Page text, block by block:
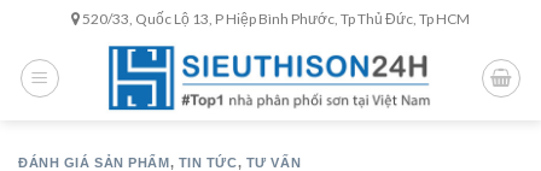
content
520/33, Quốc Lộ 13, P Hiệp Bình Phước, Tp Thủ Đức, Tp HCM
ĐÁNH GIÁ SẢN PHẨM, TIN TỨC, TƯ VẤN